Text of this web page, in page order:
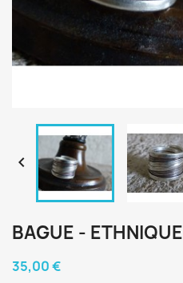

BAGUE - ETHNIQUE
35,00 €